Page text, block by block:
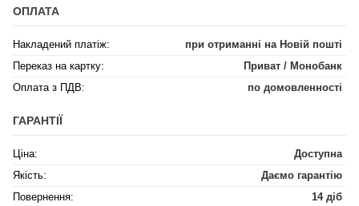
ОПЛАТА
Накладений платіж:
при отриманні на Новій пошті
Переказ на картку:
Приват / Монобанк
Оплата з ПДВ:
по домовленності
ГАРАНТІЇ
Ціна:
Доступна
Якість:
Даємо гарантію
Повернення:
14 діб